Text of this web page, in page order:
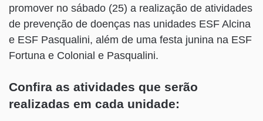
promover no sábado (25) a realização de atividades
de prevenção de doenças nas unidades ESF Alcina
e ESF Pasqualini, além de uma festa junina na ESF
Fortuna e Colonial e Pasqualini.
Confira as atividades que serão
realizadas em cada unidade: